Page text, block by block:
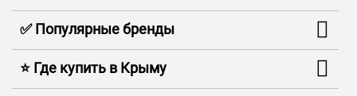
✅ Популярные бренды
⭐️ Где купить в Крыму